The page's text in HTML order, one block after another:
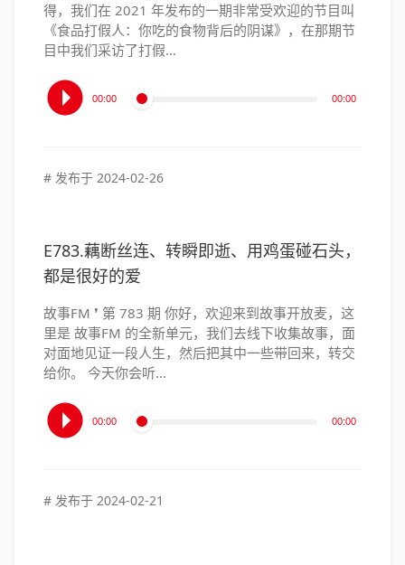
得，我们在 2021 年发布的一期非常受欢迎的节目叫
《食品打假人：你吃的食物背后的阴谋》，在那期节
目中我们采访了打假…
音
频
器
00:00 00:00
# 发布于 2024-02-26
E783.藕断丝连、转瞬即逝、用鸡蛋碰石头，
都是很好的爱
故事FM ❜ 第 783 期 你好，欢迎来到故事开放麦，这
里是 故事FM 的全新单元，我们去线下收集故事，面
对面地见证一段人生，然后把其中一些带回来，转交
给你。 今天你会听…
音
频
器
00:00 00:00
# 发布于 2024-02-21